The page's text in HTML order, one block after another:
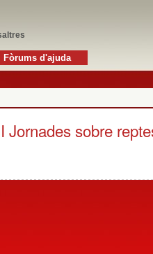
Fòrums d'ajuda
sobre